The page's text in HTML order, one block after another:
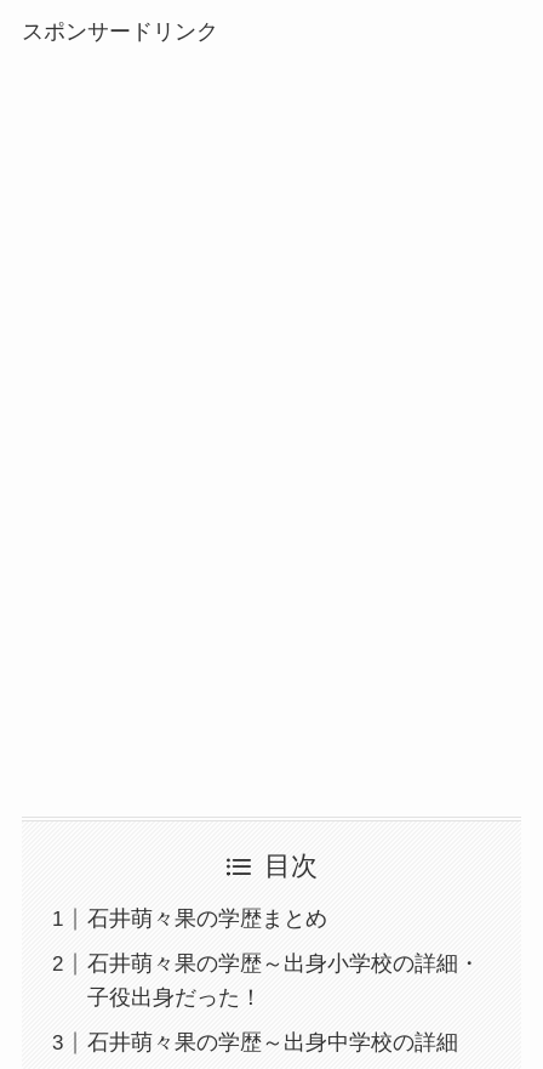
スポンサードリンク
目次
石井萌々果の学歴まとめ
石井萌々果の学歴～出身小学校の詳細・
子役出身だった！
石井萌々果の学歴～出身中学校の詳細